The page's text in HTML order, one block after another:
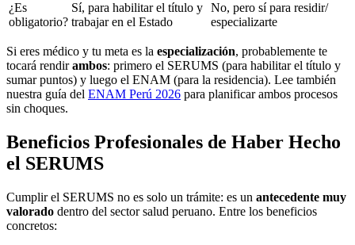
¿Es
obligatorio?
Sí, para habilitar el título y
trabajar en el Estado
No, pero sí para residir/
especializarte
Si eres médico y tu meta es la especialización, probablemente te
tocará rendirambos: primero el SERUMS (para habilitar el título y
sumar puntos) y luego el ENAM (para la residencia). Lee también
nuestra guía del ENAM Perú 2026 para planificar ambos procesos
sin choques.
Beneficios Profesionales de Haber Hecho
el SERUMS
Cumplir el SERUMS no es solo un trámite: es un antecedente muy
valorado dentro del sector salud peruano. Entre los beneficios
concretos: